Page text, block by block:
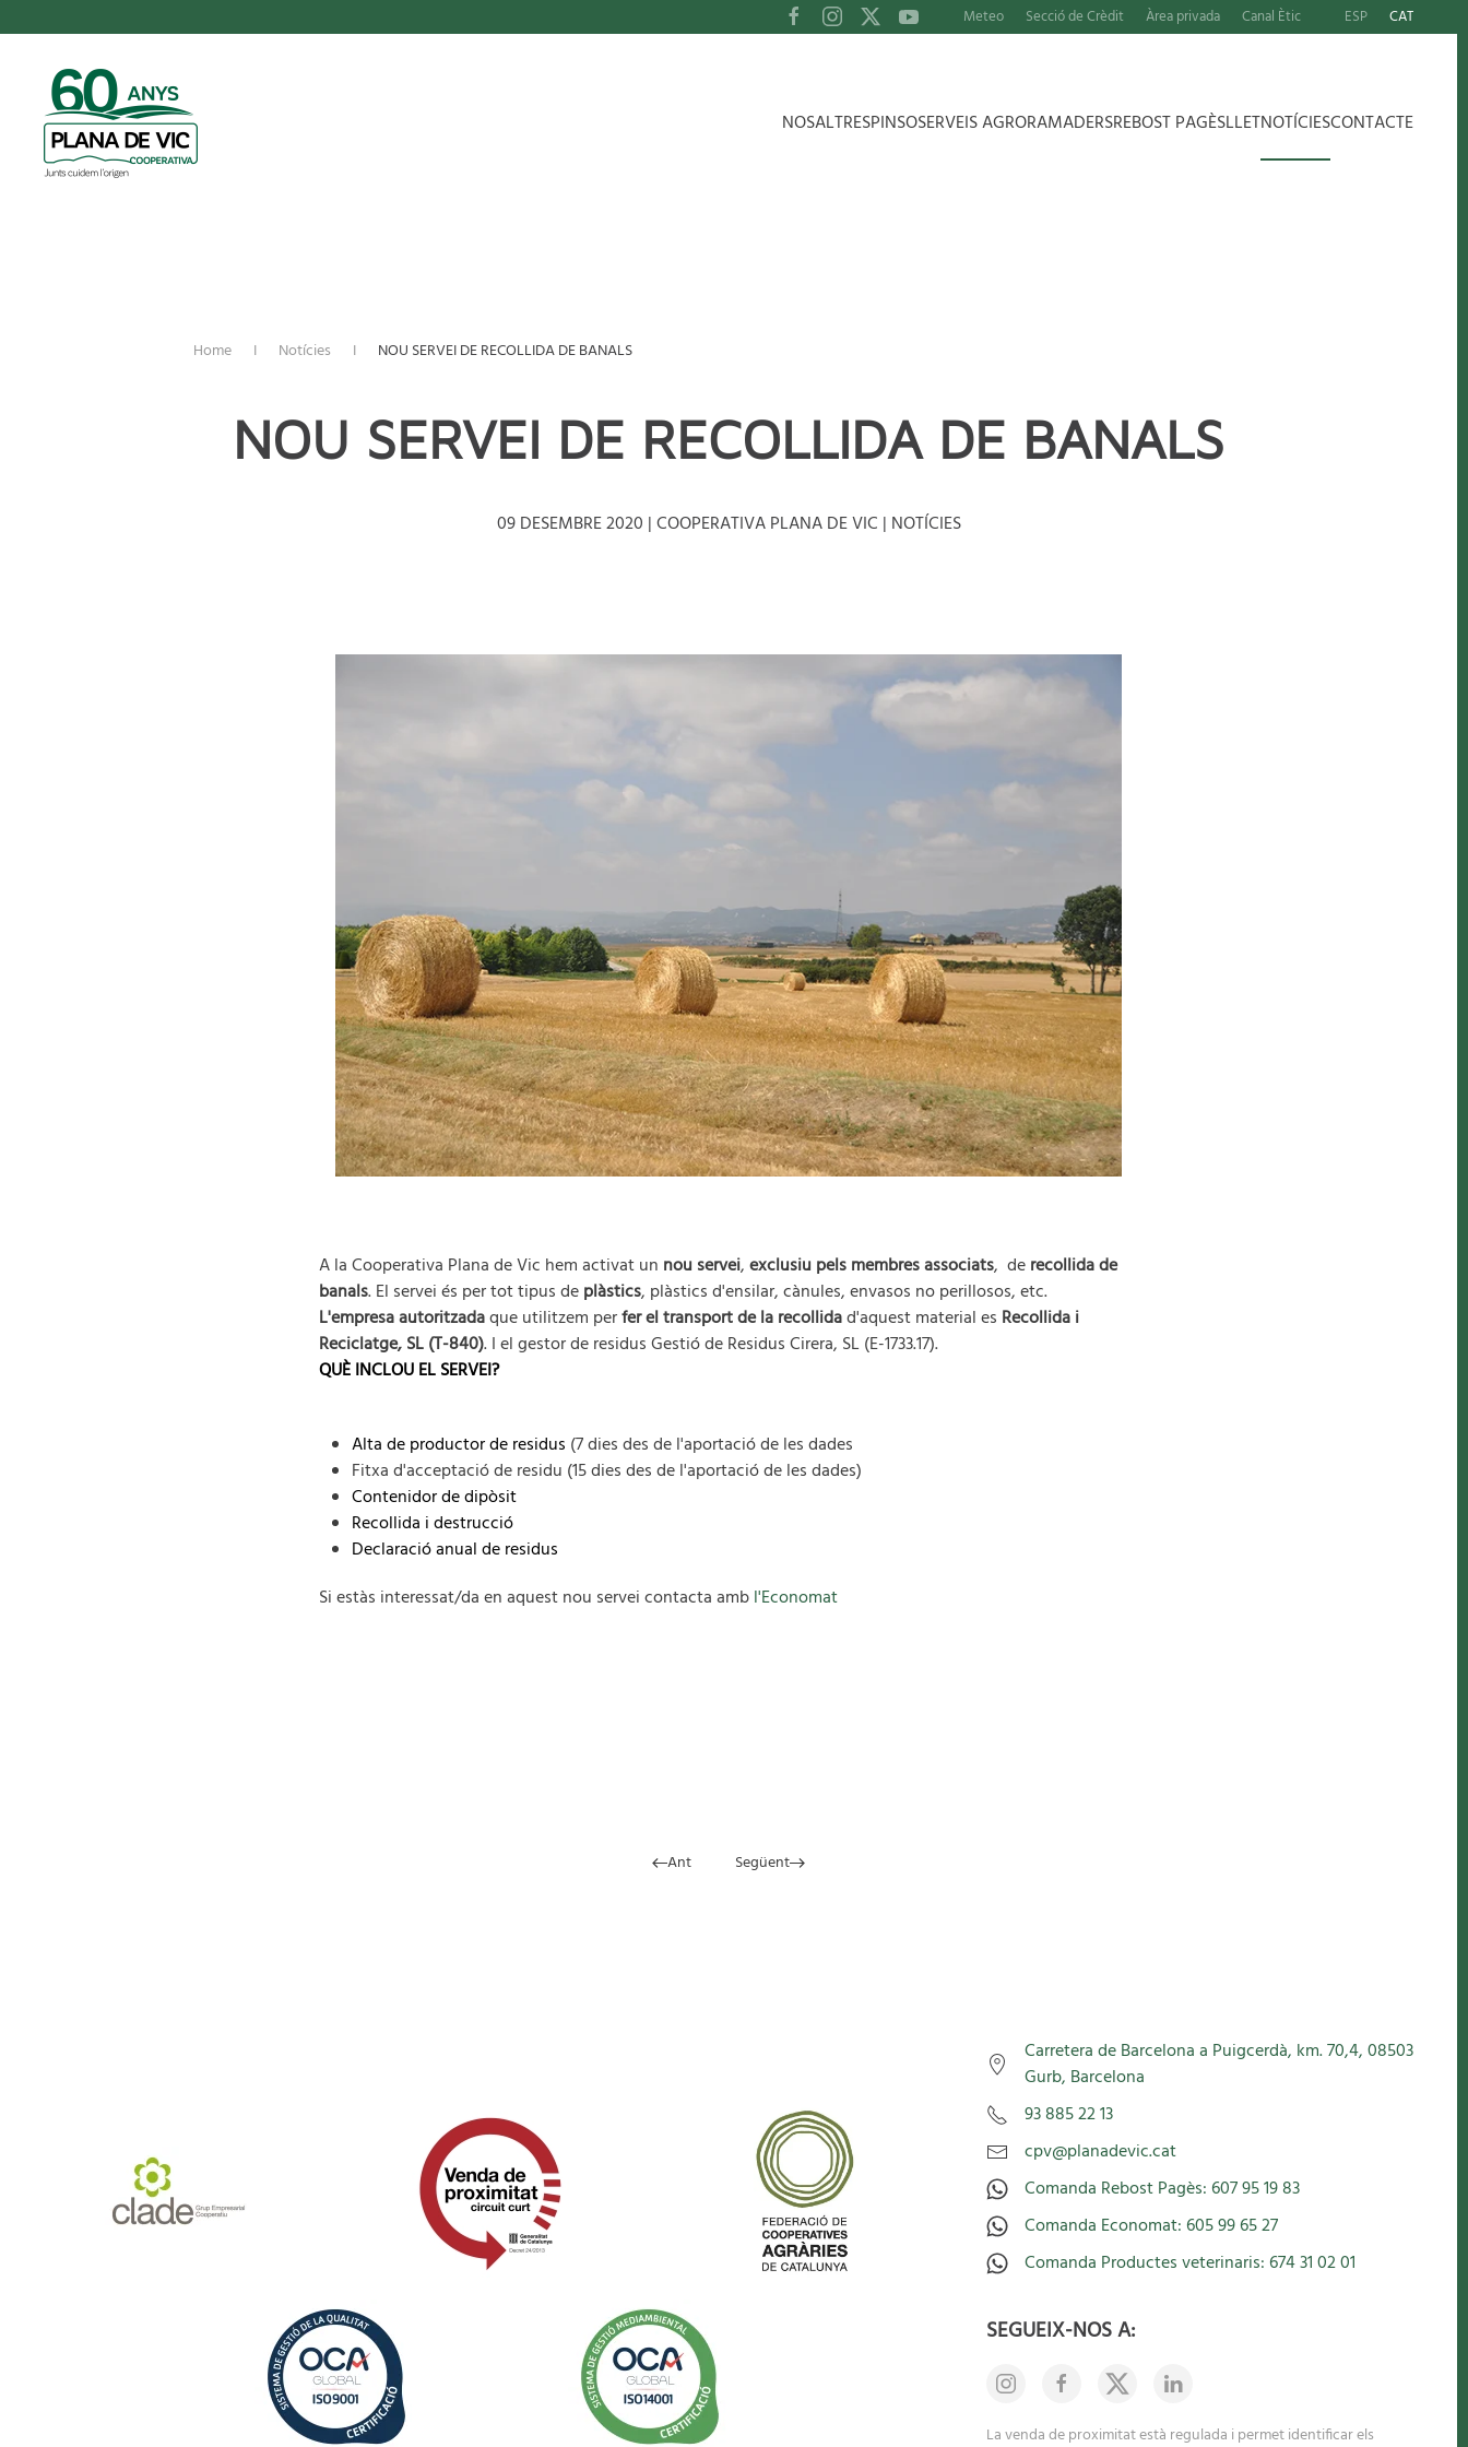
TPL_YOOTHEME_SKIP_TO_MAIN_CONTENT
Meteo Secció de Crèdit Àrea privada Canal Ètic ESP CAT
NOSALTRESPINSOSERVEIS AGRORAMADERSREBOST PAGÈSLLETNOTÍCIESCONTACTE
Home Notícies NOU SERVEI DE RECOLLIDA DE BANALS
NOU SERVEI DE RECOLLIDA DE BANALS
09 DESEMBRE 2020 | COOPERATIVA PLANA DE VIC | NOTÍCIES
A la Cooperativa Plana de Vic hem activat un nouservei,exclusiu pels membres associats, derecollida de
banals. El servei és per tot tipus deplàstics, plàstics d'ensilar, cànules, envasos no perillosos, etc.
L'empresa autoritzadaque utilitzem perfer el transport de la recollidad'aquest material es Recollida i
Reciclatge, SL (T-840). I el gestor de residus Gestió de Residus Cirera, SL (E-1733.17).
QUÈ INCLOU EL SERVEI?
Alta de productor de residus (7 dies des de l'aportació de les dades
Fitxa d'acceptació de residu (15 dies des de l'aportació de les dades)
Contenidor de dipòsit
Recollida i destrucció
Declaració anual de residus
Si estàs interessat/da en aquest nou servei contacta ambl'Economat
Ant Següent
Carretera de Barcelona a Puigcerdà, km. 70,4, 08503
Gurb, Barcelona
93 885 22 13
cpv@planadevic.cat
Comanda Rebost Pagès: 607 95 19 83
Comanda Economat: 605 99 65 27
Comanda Productes veterinaris: 674 31 02 01
SEGUEIX-NOS A:
La venda de proximitat està regulada i permet identificar els